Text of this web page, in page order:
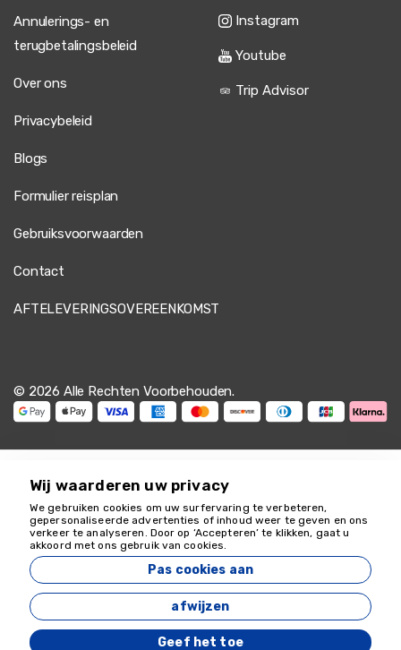
Annulerings- en
terugbetalingsbeleid
Over ons
Privacybeleid
Blogs
Formulier reisplan
Gebruiksvoorwaarden
Contact
AFTELEVERINGSOVEREENKOMST
Instagram
Youtube
Trip Advisor
© 2026 Alle Rechten Voorbehouden.
Zeyvona Travel - 18349
Ontwikkeld door
Wij waarderen uw privacy
We gebruiken cookies om uw surfervaring te verbeteren,
gepersonaliseerde advertenties of inhoud weer te geven en ons
verkeer te analyseren. Door op ‘Accepteren’ te klikken, gaat u
akkoord met ons gebruik van cookies.
Pas cookies aan
afwijzen
Geef het toe
We helpen je graag